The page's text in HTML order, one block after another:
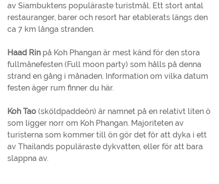
av Siambuktens populäraste turistmål. Ett stort antal
restauranger, barer och resort har etablerats längs den
ca 7 km långa stranden.
Haad Rin på Koh Phangan är mest känd för den stora
fullmånefesten (Full moon party) som hålls på denna
strand en gång i månaden. Information om vilka datum
festen äger rum finner du här.
Koh Tao (sköldpaddeön) är namnet på en relativt liten ö
som ligger norr om Koh Phangan. Majoriteten av
turisterna som kommer till ön gör det för att dyka i ett
av Thailands populäraste dykvatten, eller för att bara
slappna av.